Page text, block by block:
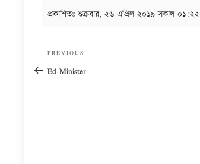
প্রকাশিতঃ শুক্রবার, ২৬ এপ্রিল ২০১৯ সকাল ০১:২২
Previous
Post
PREVIOUS
Ed Minister